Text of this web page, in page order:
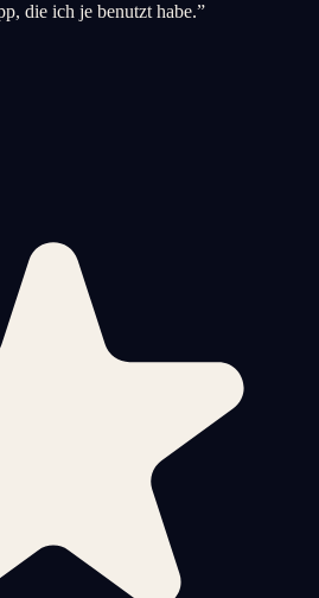
die ich je benutzt habe.”